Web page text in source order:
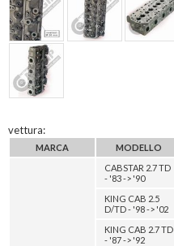
vettura:
MARCA MODELLO
CABSTAR 2.7 TD
- '83 -> '90
KING CAB 2.5
D/TD - '98 -> '02
KING CAB 2.7 TD
- '87 -> '92